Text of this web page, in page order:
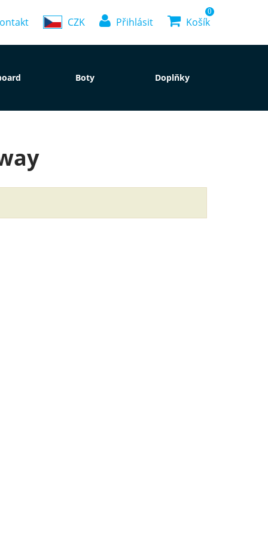
CZK Přihlásit
0
Košík
Boty Doplňky